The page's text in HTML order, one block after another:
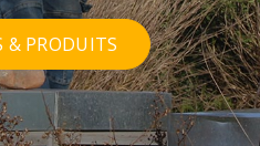
& PRODUITS